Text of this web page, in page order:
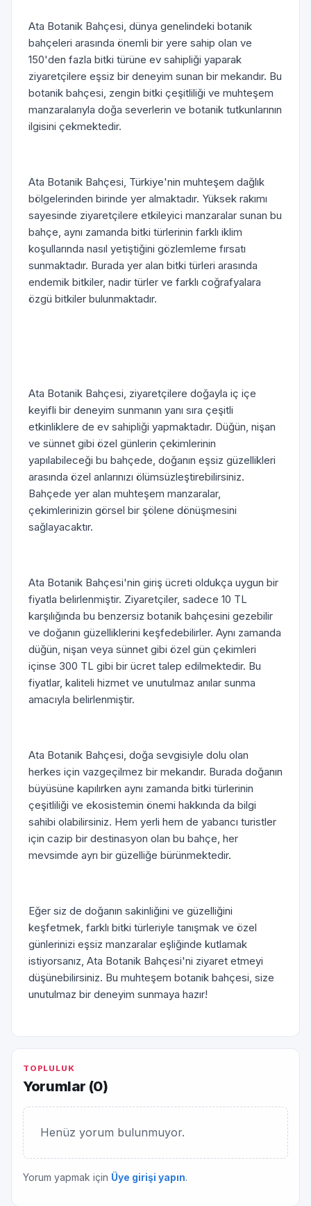
Ata Botanik Bahçesi, dünya genelindeki botanik
bahçeleri arasında önemli bir yere sahip olan ve
150'den fazla bitki türüne ev sahipliği yaparak
ziyaretçilere eşsiz bir deneyim sunan bir mekandır. Bu
botanik bahçesi, zengin bitki çeşitliliği ve muhteşem
manzaralarıyla doğa severlerin ve botanik tutkunlarının
ilgisini çekmektedir.
Ata Botanik Bahçesi, Türkiye'nin muhteşem dağlık
bölgelerinden birinde yer almaktadır. Yüksek rakımı
sayesinde ziyaretçilere etkileyici manzaralar sunan bu
bahçe, aynı zamanda bitki türlerinin farklı iklim
koşullarında nasıl yetiştiğini gözlemleme fırsatı
sunmaktadır. Burada yer alan bitki türleri arasında
endemik bitkiler, nadir türler ve farklı coğrafyalara
özgü bitkiler bulunmaktadır.
Ata Botanik Bahçesi, ziyaretçilere doğayla iç içe
keyifli bir deneyim sunmanın yanı sıra çeşitli
etkinliklere de ev sahipliği yapmaktadır. Düğün, nişan
ve sünnet gibi özel günlerin çekimlerinin
yapılabileceği bu bahçede, doğanın eşsiz güzellikleri
arasında özel anlarınızı ölümsüzleştirebilirsiniz.
Bahçede yer alan muhteşem manzaralar,
çekimlerinizin görsel bir şölene dönüşmesini
sağlayacaktır.
Ata Botanik Bahçesi'nin giriş ücreti oldukça uygun bir
fiyatla belirlenmiştir. Ziyaretçiler, sadece 10 TL
karşılığında bu benzersiz botanik bahçesini gezebilir
ve doğanın güzelliklerini keşfedebilirler. Aynı zamanda
düğün, nişan veya sünnet gibi özel gün çekimleri
içinse 300 TL gibi bir ücret talep edilmektedir. Bu
fiyatlar, kaliteli hizmet ve unutulmaz anılar sunma
amacıyla belirlenmiştir.
Ata Botanik Bahçesi, doğa sevgisiyle dolu olan
herkes için vazgeçilmez bir mekandır. Burada doğanın
büyüsüne kapılırken aynı zamanda bitki türlerinin
çeşitliliği ve ekosistemin önemi hakkında da bilgi
sahibi olabilirsiniz. Hem yerli hem de yabancı turistler
için cazip bir destinasyon olan bu bahçe, her
mevsimde ayrı bir güzelliğe bürünmektedir.
Eğer siz de doğanın sakinliğini ve güzelliğini
keşfetmek, farklı bitki türleriyle tanışmak ve özel
günlerinizi eşsiz manzaralar eşliğinde kutlamak
istiyorsanız, Ata Botanik Bahçesi'ni ziyaret etmeyi
düşünebilirsiniz. Bu muhteşem botanik bahçesi, size
unutulmaz bir deneyim sunmaya hazır!
TOPLULUK
Yorumlar (0)
Henüz yorum bulunmuyor.
Yorum yapmak için Üye girişi yapın.